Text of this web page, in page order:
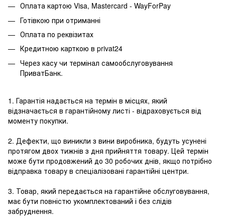
Оплата картою Visa, Mastercard - WayForPay
Готівкою при отриманні
Оплата по реквізитах
Кредитною карткою в privat24
Через касу чи термінал самообслуговування
ПриватБанк.
1. Гарантія надається на термін в місцях, який
відзначається в гарантійному листі - відраховується від
моменту покупки.
2. Дефекти, що виникли з вини виробника, будуть усунені
протягом двох тижнів з дня прийняття товару. Цей термін
може бути продовжений до 30 робочих днів, якщо потрібно
відправка товару в спеціалізовані гарантійні центри.
3. Товар, який передається на гарантійне обслуговування,
має бути повністю укомплектований і без слідів
забруднення.